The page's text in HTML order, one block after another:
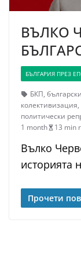
ВЪЛКО
БЪЛГАРИЯ ПРЕЗ
БКП,
колективизация,
политически
1 month
13 min
Вълко
историята
Прочети